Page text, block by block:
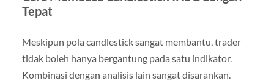
Tepat
Meskipun pola candlestick sangat membantu, trader
tidak boleh hanya bergantung pada satu indikator.
Kombinasi dengan analisis lain sangat disarankan.